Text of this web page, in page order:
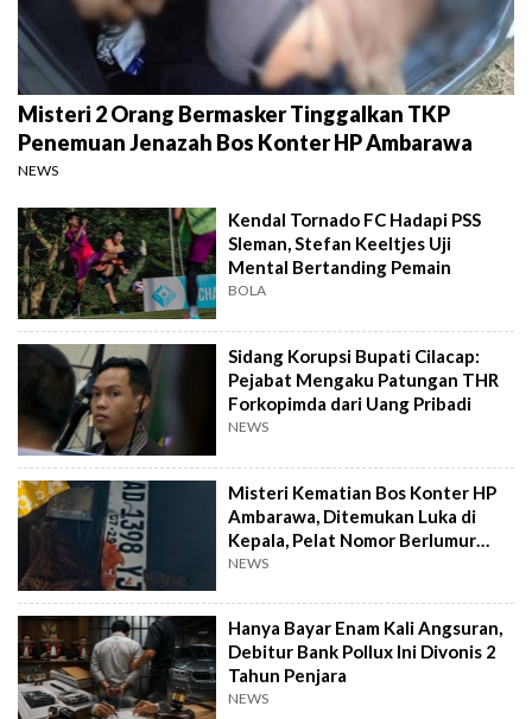
Misteri 2 Orang Bermasker Tinggalkan TKP
Penemuan Jenazah Bos Konter HP Ambarawa
NEWS
Kendal Tornado FC Hadapi PSS
Sleman, Stefan Keeltjes Uji
Mental Bertanding Pemain
BOLA
Sidang Korupsi Bupati Cilacap:
Pejabat Mengaku Patungan THR
Forkopimda dari Uang Pribadi
NEWS
Misteri Kematian Bos Konter HP
Ambarawa, Ditemukan Luka di
Kepala, Pelat Nomor Berlumur
Darah
NEWS
Hanya Bayar Enam Kali Angsuran,
Debitur Bank Pollux Ini Divonis 2
Tahun Penjara
NEWS